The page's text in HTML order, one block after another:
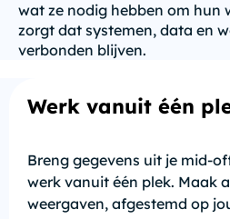
wat ze nodig hebben om hun
zorgt dat systemen, data en
verbonden blijven.
Werk vanuit één
Breng gegevens uit je mid-
werk vanuit één plek. Maak
weergaven, afgestemd op